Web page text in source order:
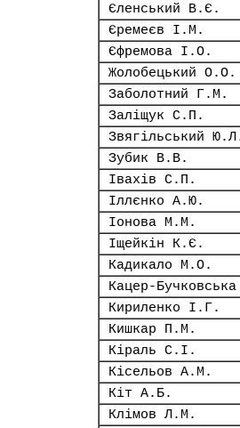
Єленський В.Є.
Єремеєв І.М.
Єфремова І.О.
Жолобецький О.О.
Заболотний Г.М.
Заліщук С.П.
Звягільський
Зубик В.В.
Івахів С.П.
Іллєнко А.Ю.
Іонова М.М.
Іщейкін К.Є.
Кадикало М.О.
Кацер-
Кириленко І.Г.
Кишкар П.М.
Кіраль С.І.
Кісельов А.М.
Кіт А.Б.
Клімов Л.М.